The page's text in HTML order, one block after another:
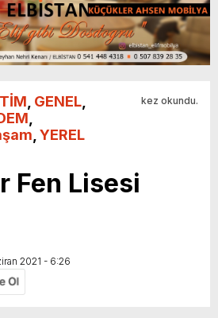
GENEL
YEREL
kez okundu.
Fen Lisesi
2021 - 6:26